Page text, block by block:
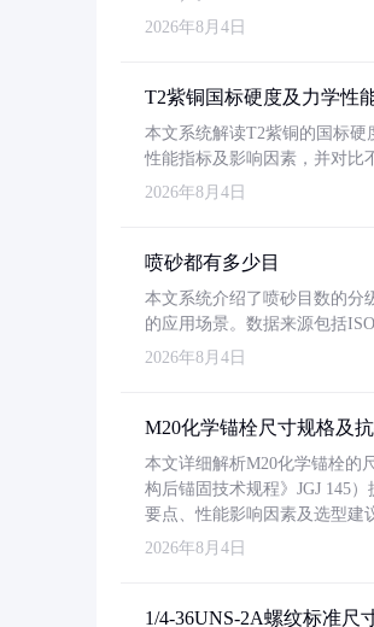
2026年8月4日
T2紫铜国标硬度及力学性
本文系统解读T2紫铜的国标硬
性能指标及影响因素，并对比
2026年8月4日
喷砂都有多少目
本文系统介绍了喷砂目数的分
的应用场景。数据来源包括
2026年8月4日
M20化学锚栓尺寸规格及
本文详细解析M20化学锚栓的
构后锚固技术规程》JGJ 145
要点、性能影响因素及选型建
2026年8月4日
1/4-36UNS-2A螺纹标准尺